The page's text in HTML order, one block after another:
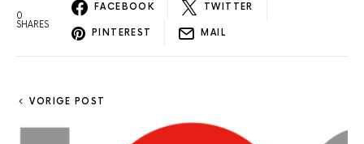
0
SHARES
FACEBOOK TWITTER
PINTEREST MAIL
VORIGE POST